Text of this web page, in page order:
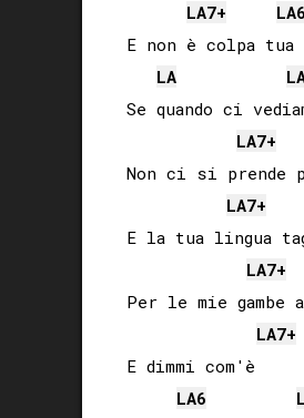
LA7+ LA6
E non è colpa tua
LA
Se quando ci
LA7+
Non ci si prende
LA7+
E la tua lingua
LA7+
Per le mie gambe
LA7+
E dimmi com'è
LA6